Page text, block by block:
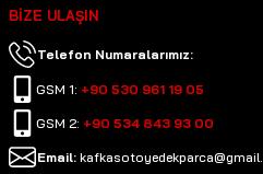
BİZE ULAŞIN
Telefon Numaralarımız:
GSM 1: +90 530 961 19 05
GSM 2: +90 534 843 93 00
Email: